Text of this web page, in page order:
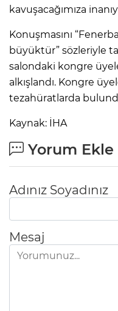
kavuşacağımıza
Konuşmasını
büyüktür” sözleriyle
salondaki kongre
alkışlandı. Kongre
tezahüratlarda
Kaynak: İHA
Yorum Ekle
Adınız Soyadınız
Mesaj